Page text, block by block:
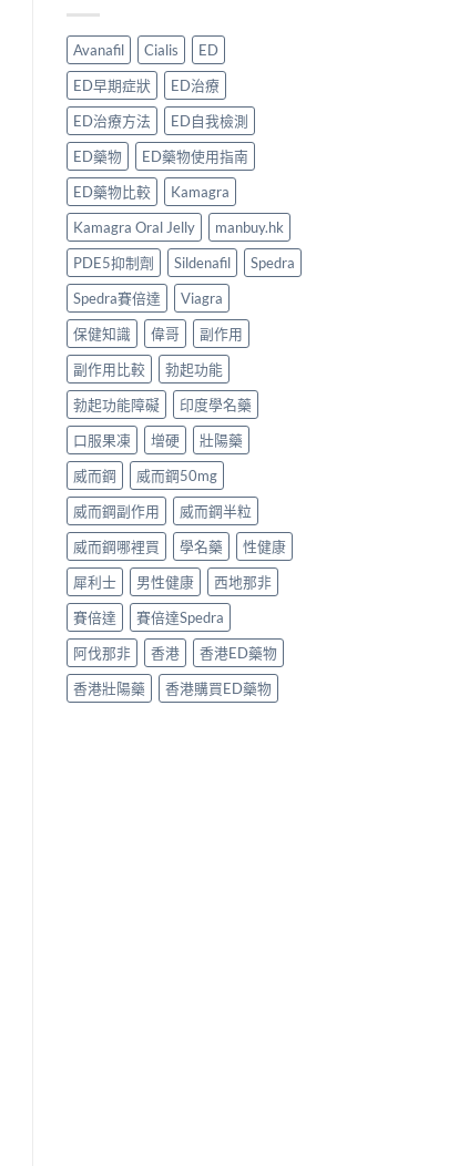
Avanafil Cialis
ED
ED早期症狀
ED治療
ED治療方法
ED自我檢測
ED藥物
ED藥物使用指南
ED藥物比較
Kamagra
Kamagra Oral Jelly
manbuy.hk
PDE5抑制劑
Sildenafil
Spedra
Spedra賽倍達
Viagra
保健知識
偉哥
副作用
副作用比較
勃起功能
勃起功能障礙
印度學名藥
口服果凍
增硬
壯陽藥
威而鋼
威而鋼50mg
威而鋼副作用
威而鋼半粒
威而鋼哪裡買
學名藥
性健康
犀利士
男性健康
西地那非
賽倍達
賽倍達Spedra
阿伐那非
香港
香港ED藥物
香港壯陽藥
香港購買ED藥物